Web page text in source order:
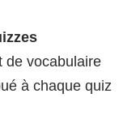
de vocabulaire
à chaque quiz